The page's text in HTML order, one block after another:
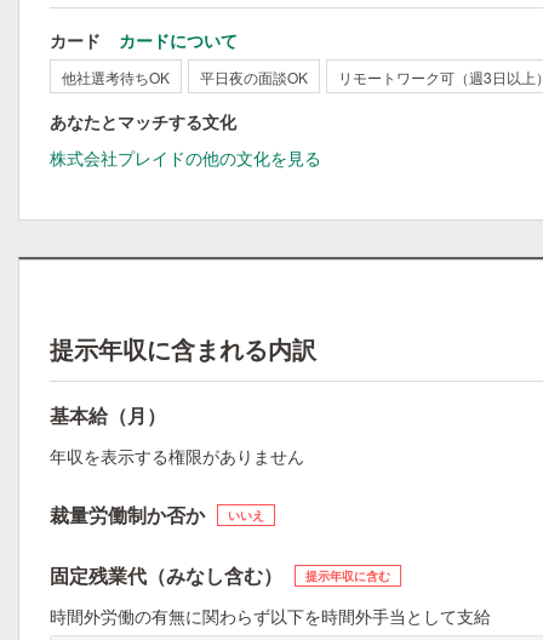
カード カードについて
他社選考待ちOK 平日夜の面談OK リモートワーク可（週3日以上）
あなたとマッチする文化
株式会社プレイドの他の文化を見る
提示年収に含まれる内訳
基本給（月）
年収を表示する権限がありません
裁量労働制か否か いいえ
固定残業代（みなし含む） 提示年収に含む
時間外労働の有無に関わらず以下を時間外手当として支給